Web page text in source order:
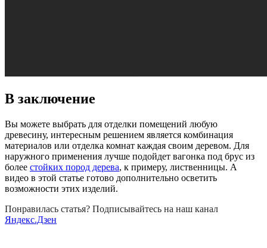
В заключение
Вы можете выбрать для отделки помещений любую
древесину, интересным решением является комбинация
материалов или отделка комнат каждая своим деревом. Для
наружного применения лучше подойдет вагонка под брус из
более стойких пород дерева, к примеру, лиственницы. А
видео в этой статье готово дополнительно осветить
возможности этих изделий.
Понравилась статья? Подписывайтесь на наш канал
Яндекс.Дзен